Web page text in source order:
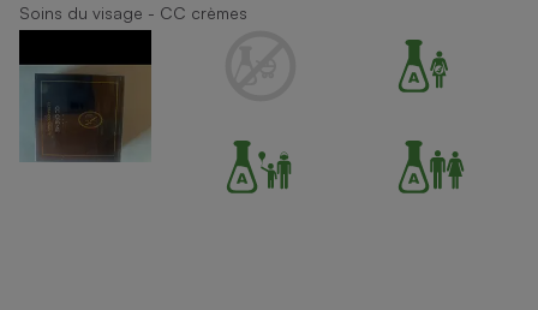
Soins du visage - CC crèmes